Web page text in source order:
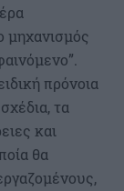
μηχανισμός
πρόνοια
τα
και
θα